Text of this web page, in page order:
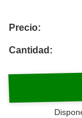
Precio:
Cantidad: